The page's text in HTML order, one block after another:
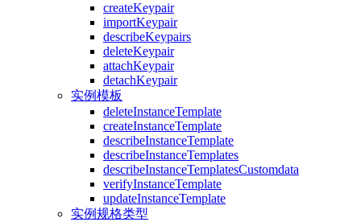
createKeypair
importKeypair
describeKeypairs
deleteKeypair
attachKeypair
detachKeypair
实例模板
deleteInstanceTemplate
createInstanceTemplate
describeInstanceTemplate
describeInstanceTemplates
describeInstanceTemplatesCustomdata
verifyInstanceTemplate
updateInstanceTemplate
实例规格类型